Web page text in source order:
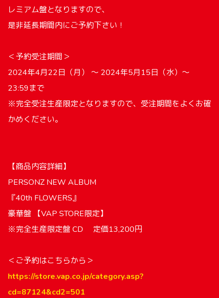
レミアム盤となりますので、
是非延長期間内にご予約下さい！
＜予約受注期間＞
2024年4月22日（月） ～ 2024年5月15日（水）～
23:59まで
※完全受注生産限定となりますので、受注期間をよくお確
かめください。
【商品内容詳細】
PERSONZ NEW ALBUM
『40th FLOWERS』
豪華盤 【VAP STORE限定】
※完全生産限定盤 CD 定価13,200円
＜ご予約はこちらから＞
https://store.vap.co.jp/category.asp?
cd=87124&cd2=501